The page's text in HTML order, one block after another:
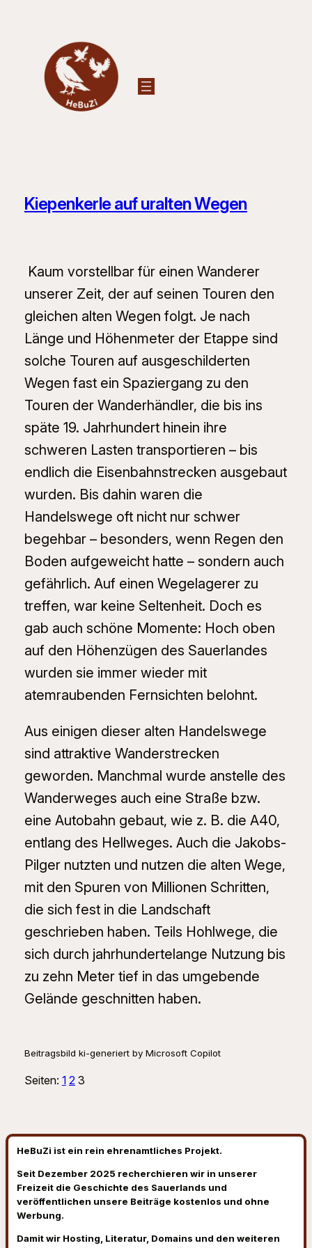
Kiepenkerle auf uralten Wegen
Kaum vorstellbar für einen Wanderer
unserer Zeit, der auf seinen Touren den
gleichen alten Wegen folgt. Je nach
Länge und Höhenmeter der Etappe sind
solche Touren auf ausgeschilderten
Wegen fast ein Spaziergang zu den
Touren der Wanderhändler, die bis ins
späte 19. Jahrhundert hinein ihre
schweren Lasten transportieren – bis
endlich die Eisenbahnstrecken ausgebaut
wurden. Bis dahin waren die
Handelswege oft nicht nur schwer
begehbar – besonders, wenn Regen den
Boden aufgeweicht hatte – sondern auch
gefährlich. Auf einen Wegelagerer zu
treffen, war keine Seltenheit. Doch es
gab auch schöne Momente: Hoch oben
auf den Höhenzügen des Sauerlandes
wurden sie immer wieder mit
atemraubenden Fernsichten belohnt.
Aus einigen dieser alten Handelswege
sind attraktive Wanderstrecken
geworden. Manchmal wurde anstelle des
Wanderweges auch eine Straße bzw.
eine Autobahn gebaut, wie z. B. die A40,
entlang des Hellweges. Auch die Jakobs-
Pilger nutzten und nutzen die alten Wege,
mit den Spuren von Millionen Schritten,
die sich fest in die Landschaft
geschrieben haben. Teils Hohlwege, die
sich durch jahrhundertelange Nutzung bis
zu zehn Meter tief in das umgebende
Gelände geschnitten haben.
Beitragsbild ki-generiert by Microsoft Copilot
Seiten: 1 2 3
HeBuZi ist ein rein ehrenamtliches Projekt.
Seit Dezember 2025 recherchieren wir in unserer
Freizeit die Geschichte des Sauerlands und
veröffentlichen unsere Beiträge kostenlos und ohne
Werbung.
Damit wir Hosting, Literatur, Domains und den weiteren